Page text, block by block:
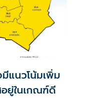
มีแนวโน้มเพิ่ม
ยู่ในเกณฑ์ดี